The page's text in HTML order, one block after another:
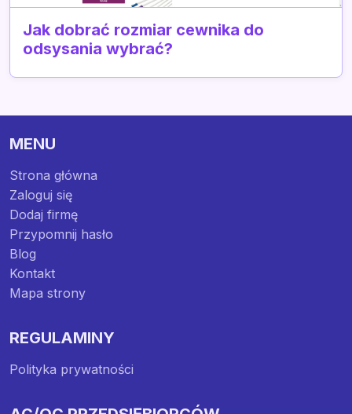
Jak dobrać rozmiar cewnika do
odsysania wybrać?
MENU
Strona główna
Zaloguj się
Dodaj firmę
Przypomnij hasło
Blog
Kontakt
Mapa strony
REGULAMINY
Polityka prywatności